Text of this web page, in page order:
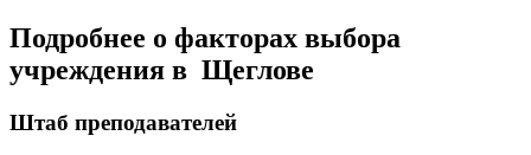
Подробнее о факторах выбора
учреждения в Щеглове
Штаб преподавателей